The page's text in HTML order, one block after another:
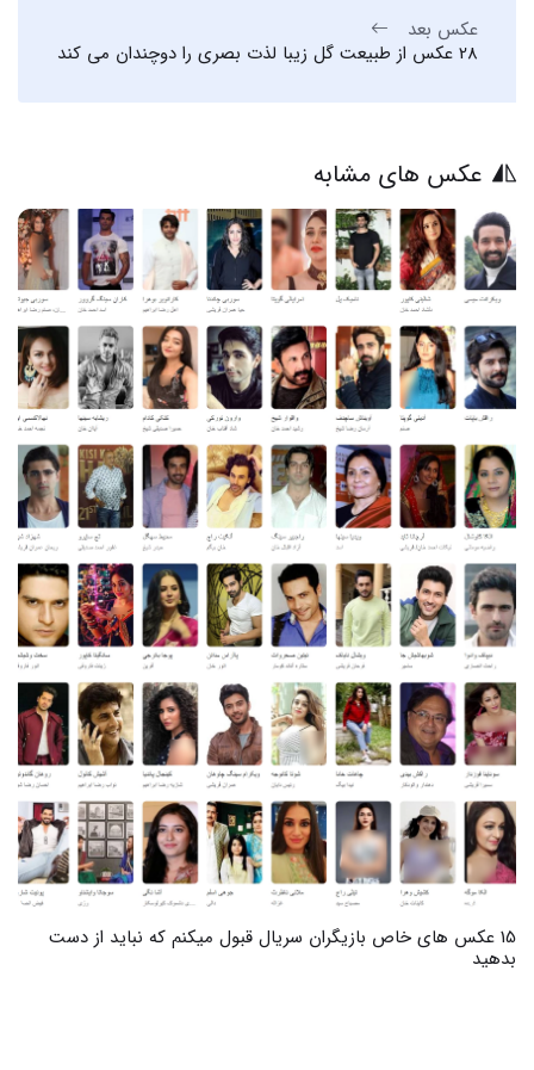
عکس بعد
28 عکس از طبیعت گل زیبا لذت بصری را دوچندان می کند
عکس های مشابه
20 عکس های شادی در سریال هرچه باداباد که قلبتان را میرباید